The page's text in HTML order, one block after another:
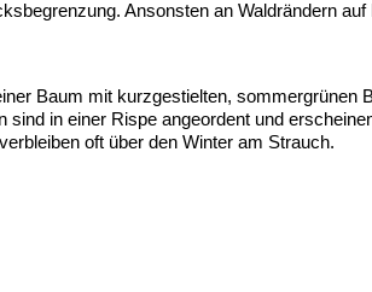
Ansonsten an Waldrändern
Baum mit kurzgestielten, sommergrünen
sind in einer Rispe angeordent und
oft über den Winter am Strauch.